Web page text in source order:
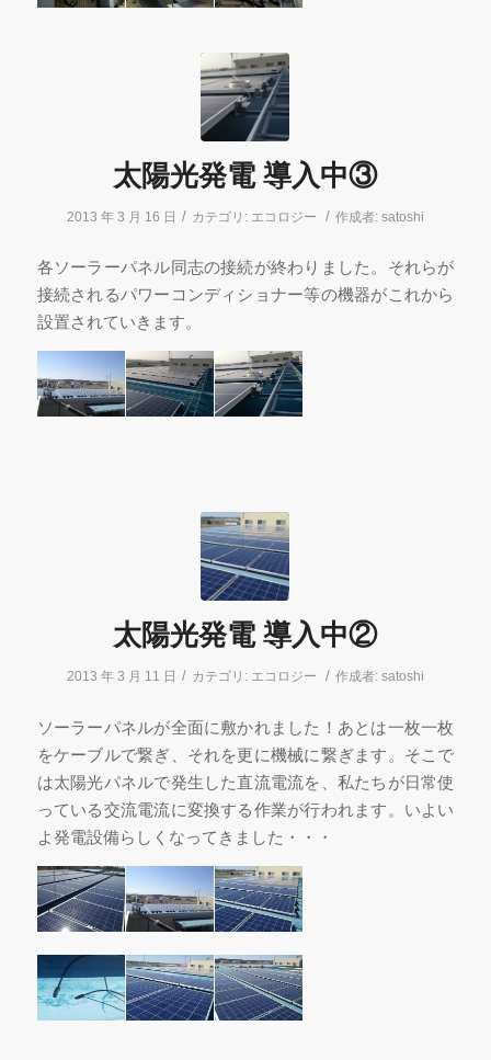
太陽光発電 導入中③
2013 年 3 月 16 日 / カテゴリ: エコロジー / 作成者: satoshi
各ソーラーパネル同志の接続が終わりました。それらが
接続されるパワーコンディショナー等の機器がこれから
設置されていきます。
太陽光発電 導入中②
2013 年 3 月 11 日 / カテゴリ: エコロジー / 作成者: satoshi
ソーラーパネルが全面に敷かれました！あとは一枚一枚
をケーブルで繋ぎ、それを更に機械に繋ぎます。そこで
は太陽光パネルで発生した直流電流を、私たちが日常使
っている交流電流に変換する作業が行われます。いよい
よ発電設備らしくなってきました・・・